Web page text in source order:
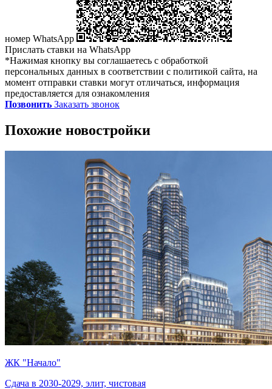
номер WhatsApp
Прислать ставки на WhatsApp
*Нажимая кнопку вы соглашаетесь с обработкой
персональных данных в соответствии с политикой сайта, на
момент отправки ставки могут отличаться, информация
предоставляется для ознакомления
Позвонить Заказать звонок
Похожие новостройки
ЖК "Начало"
Сдача в 2030-2029, элит, чистовая